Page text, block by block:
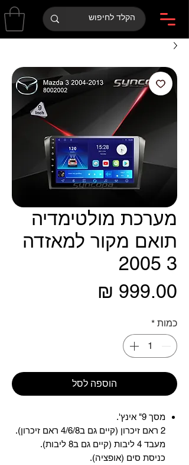
מערכת מולטימדיה
תואם מקור למאזדה
3 2005
כמות *
הוספה לסל
מסך 9" אינץ'.
2 ראם זיכרון (קיים גם ב4/6/8 ראם זיכרון).
מעבד 4 ליבות (קיים גם ב8 ליבות).
כניסת סים (אופציה).